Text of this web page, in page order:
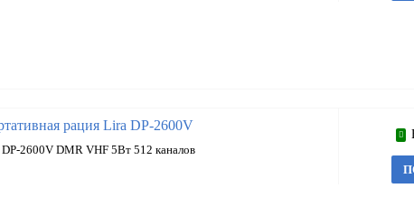
рация Lira DP-2600V
2600V DMR VHF 5Вт 512 каналов